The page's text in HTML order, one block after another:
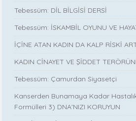
Tebessüm: DİL BİLGİSİ DERSİ
Tebessüm: İSKAMBİL OYUNU VE
İÇİNE ATAN KADIN DA KALP RİSKİ
KADIN CİNAYET VE ŞİDDET
Tebessüm: Çamurdan Siyasetçi
Kanserden Bunamaya Kadar
Formülleri 3) DNA'NIZI KORUYUN